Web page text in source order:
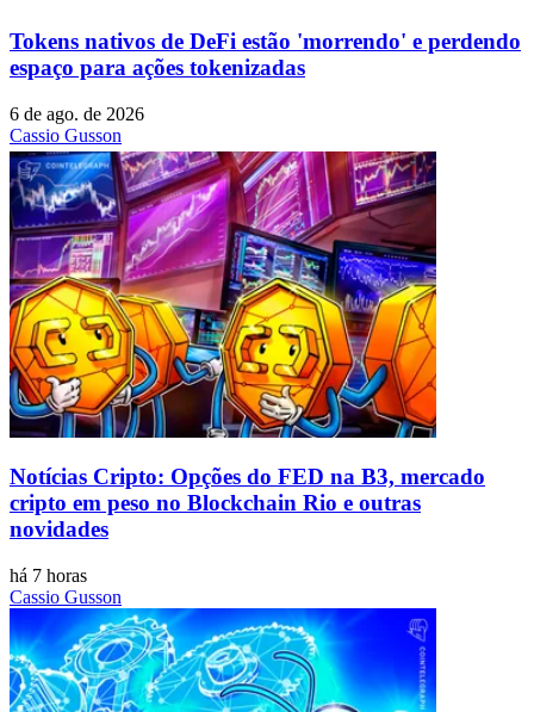
Tokens nativos de DeFi estão 'morrendo' e perdendo
espaço para ações tokenizadas
6 de ago. de 2026
Cassio Gusson
Notícias Cripto: Opções do FED na B3, mercado
cripto em peso no Blockchain Rio e outras
novidades
há 7 horas
Cassio Gusson